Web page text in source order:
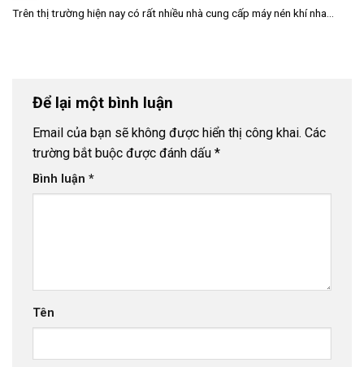
Trên thị trường hiện nay có rất nhiều nhà cung cấp máy nén khí nha...
Để lại một bình luận
Email của bạn sẽ không được hiển thị công khai. Các
trường bắt buộc được đánh dấu *
Bình luận *
Tên